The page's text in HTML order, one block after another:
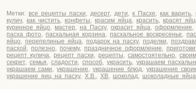
Метки: все рецепты пасхи, десерт, дети, к Пасхе, как варить,
кулич, как чистить, конфеты, красим яйца, красить, красят
куринное яйцо, мастер, на Пасху, окрасит яйца, оформление,
пасха фото, пасхальная корзина, пасхальное воскресенье,
яйцо, перепелиные яйца, подарок на пасху, поделки,
пасхой, полезно, почему, праздничное оформление,
рецепт кулича, рецепт пасхи, рецепты, самостоятельно,
секрет, семья, сладости, способ, украсить, украшаем
украшаем сами, украшение, украшение блюд, украшение
украшение яиц на пасху, Х.В., ХВ, шоколад, шоколадные яйца